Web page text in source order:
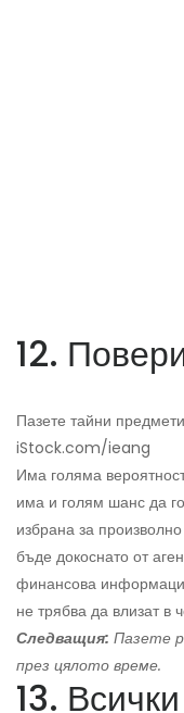
12.
Пазете тайни
iStock.com/ieang
Има голяма
има и голям шанс да
избрана за
бъде докоснато от
финансова
не трябва да влизат в
Следващия: Пазете
през цялото време.
13.